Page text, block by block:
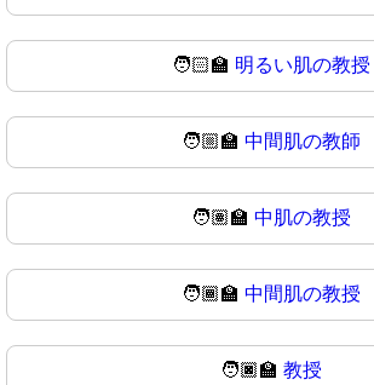
🧑🏻‍🏫 明るい肌の教授
🧑🏼‍🏫 中間肌の教師
🧑🏽‍🏫 中肌の教授
🧑🏾‍🏫 中間肌の教授
🧑🏿‍🏫 教授